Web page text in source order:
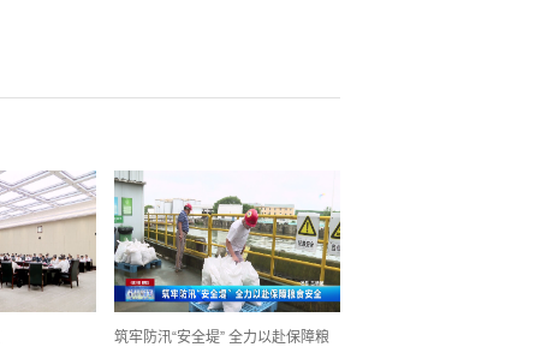
筑牢防汛“安全堤” 全力以赴保障粮